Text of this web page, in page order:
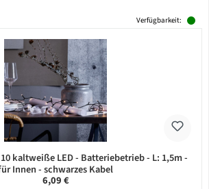
Verfügbarkeit:
kaltweiße LED - Batteriebetrieb - L: 1,5m -
Innen - schwarzes Kabel
Regulärer Preis:
6,09 €